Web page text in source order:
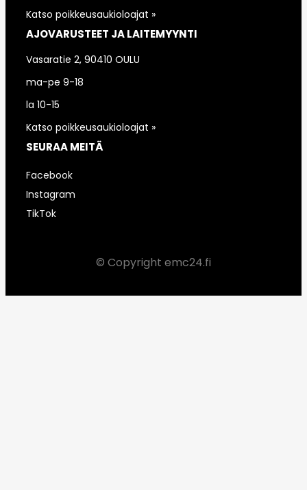
Katso poikkeusaukioloajat »
AJOVARUSTEET JA LAITEMYYNTI
Vasaratie 2, 90410 OULU
ma-pe 9-18
la 10-15
Katso poikkeusaukioloajat »
SEURAA MEITÄ
Facebook
Instagram
TikTok
© Copyright emc24.fi